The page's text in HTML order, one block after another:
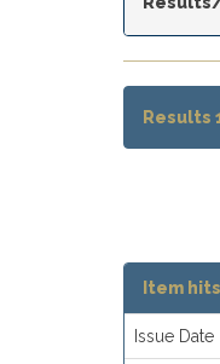
Results
Item
Issue Date